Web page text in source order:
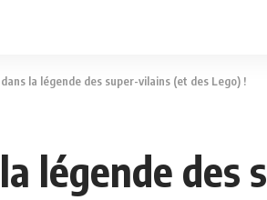
la légende des super-vilains (et des Lego) !
légende des